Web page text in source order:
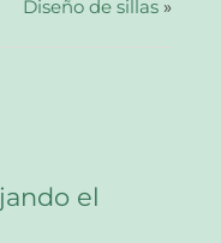
Diseño de sillas»
el